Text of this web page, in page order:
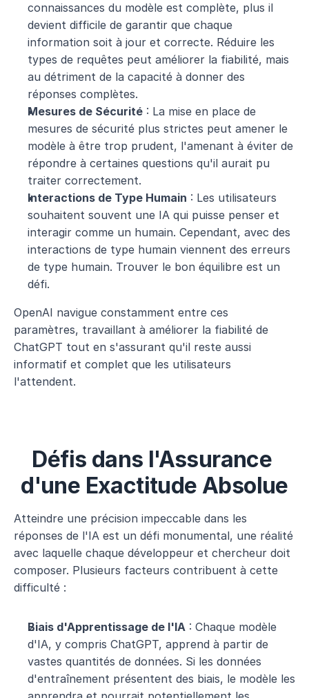
connaissances du modèle est complète, plus il
devient difficile de garantir que chaque
information soit à jour et correcte. Réduire les
types de requêtes peut améliorer la fiabilité, mais
au détriment de la capacité à donner des
réponses complètes.
Mesures de Sécurité : La mise en place de
mesures de sécurité plus strictes peut amener le
modèle à être trop prudent, l'amenant à éviter de
répondre à certaines questions qu'il aurait pu
traiter correctement.
Interactions de Type Humain : Les utilisateurs
souhaitent souvent une IA qui puisse penser et
interagir comme un humain. Cependant, avec des
interactions de type humain viennent des erreurs
de type humain. Trouver le bon équilibre est un
défi.
OpenAI navigue constamment entre ces
paramètres, travaillant à améliorer la fiabilité de
ChatGPT tout en s'assurant qu'il reste aussi
informatif et complet que les utilisateurs
l'attendent.
Défis dans l'Assurance
d'une Exactitude Absolue
Atteindre une précision impeccable dans les
réponses de l'IA est un défi monumental, une réalité
avec laquelle chaque développeur et chercheur doit
composer. Plusieurs facteurs contribuent à cette
difficulté :
Biais d'Apprentissage de l'IA : Chaque modèle
d'IA, y compris ChatGPT, apprend à partir de
vastes quantités de données. Si les données
d'entraînement présentent des biais, le modèle les